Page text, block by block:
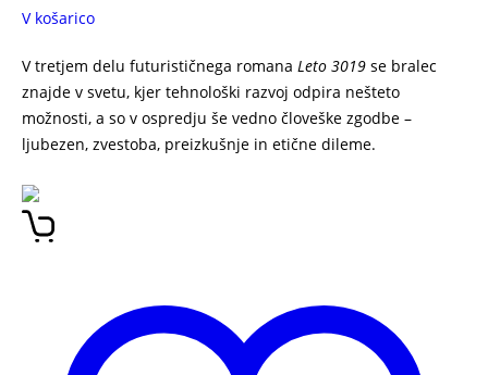
V košarico
V tretjem delu futurističnega romana Leto 3019 se bralec
znajde v svetu, kjer tehnološki razvoj odpira nešteto
možnosti, a so v ospredju še vedno človeške zgodbe –
ljubezen, zvestoba, preizkušnje in etične dileme.